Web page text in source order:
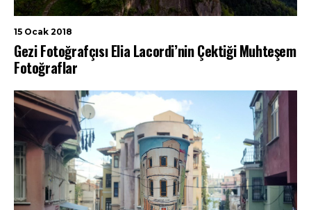
15 Ocak 2018
Gezi Fotoğrafçısı Elia Lacordi’nin Çektiği Muhteşem
Fotoğraflar